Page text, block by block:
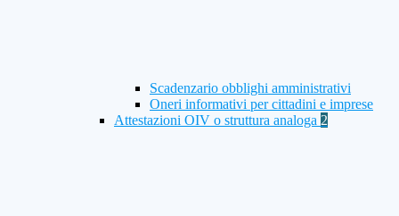
Scadenzario obblighi amministrativi
Oneri informativi per cittadini e imprese
Attestazioni OIV o struttura analoga 2